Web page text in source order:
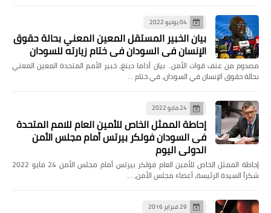
04 يونيو 2022
بيان الخبير المستقل المعين المعني بحالة حقوق
الإنسان في السودان في ختام زيارته للسودان
مصدوم من عنف قوات الأمن.. بيان أداما دينغ، خبير الأمم المتحدة المعين المعني
بحالة حقوق الإنسان في السودان، في ختام …
24 مايو 2022
إحاطة الممثل الخاص للأمين العام للامم المتحدة
فى السودان فولكر بيرتس أمام مجلس الأمن
الدولي اليوم
إحاطة الممثل الخاص للأمين العام فولكر بيرتس أمام مجلس الأمن 24 مايو 2022
شكراً السيدة الرئيسة، أعضاء مجلس الأمن، …
29 فبراير 2016